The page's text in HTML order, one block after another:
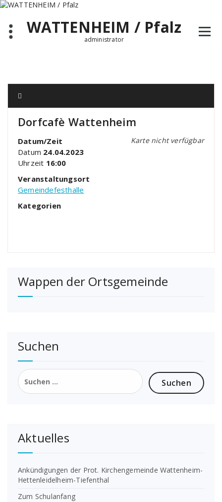
Zum
springenWATTENHEIM / Pfalz
administrator
Dorfcafè Wattenheim
Karte nicht verfügbar
Datum/Zeit
Datum 24.04.2023
Uhrzeit 16:00
Veranstaltungsort
Gemeindefesthalle
Kategorien
Wappen der Ortsgemeinde
Suchen
Suchen
nach:
Aktuelles
Ankündigungen der Prot. Kirchengemeinde Wattenheim-
Hettenleidelheim-Tiefenthal
Zum Schulanfang